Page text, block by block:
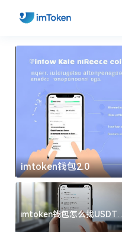
imtoken钱包2.0
imtoken钱包怎么找USDT地
址？三步搞定不踩坑